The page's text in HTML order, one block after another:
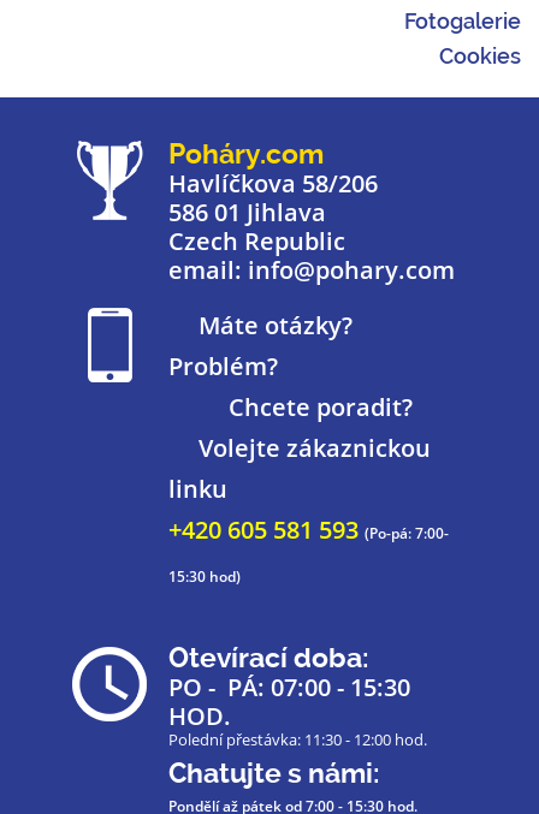
Fotogalerie
Cookies
Poháry.com
Havlíčkova 58/206
586 01 Jihlava
Czech Republic
email: info@pohary.com
Máte otázky?
Problém?
Chcete poradit?
Volejte zákaznickou
linku
+420 605 581 593 (Po-pá: 7:00-
15:30 hod)
Otevírací doba:
PO - PÁ: 07:00 - 15:30
HOD.
Polední přestávka: 11:30 - 12:00 hod.
Chatujte s námi:
Pondělí až pátekod 7:00 - 15:30 hod.